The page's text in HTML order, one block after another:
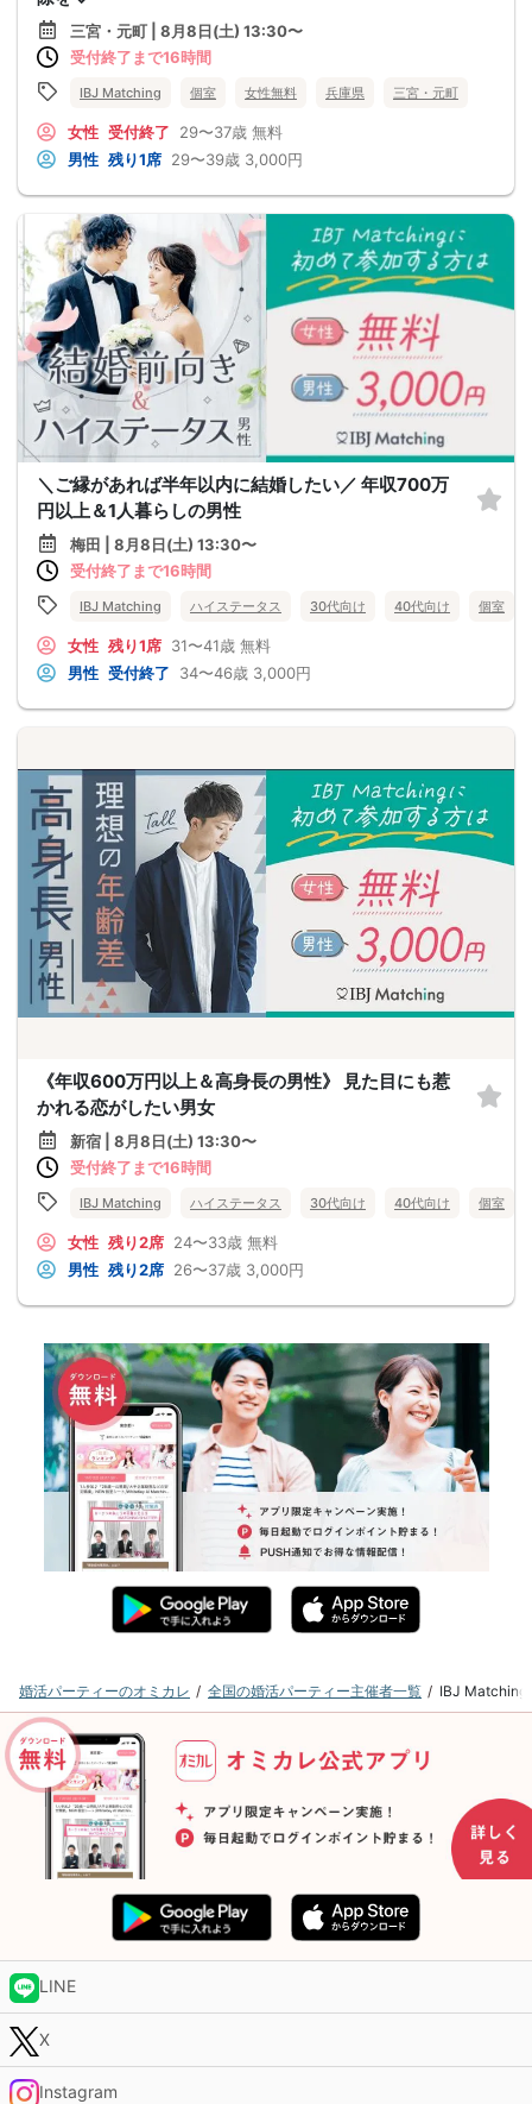
三宮・元町 | 8月8日(土) 13:30〜
受付終了まで16時間
IBJ Matching 個室 女性無料 兵庫県 三宮・元町
女性 受付終了 29〜37歳 無料
男性 残り1席 29〜39歳 3,000円
＼ご縁があれば半年以内に結婚したい／ 年収700万
円以上＆1人暮らしの男性
梅田 | 8月8日(土) 13:30〜
受付終了まで16時間
IBJ Matching ハイステータス 30代向け 40代向け 個室
女性 残り1席 31〜41歳 無料
男性 受付終了 34〜46歳 3,000円
《年収600万円以上＆高身長の男性》 見た目にも惹
かれる恋がしたい男女
新宿 | 8月8日(土) 13:30〜
受付終了まで16時間
IBJ Matching ハイステータス 30代向け 40代向け 個室
女性 残り2席 24〜33歳 無料
男性 残り2席 26〜37歳 3,000円
婚活パーティーのオミカレ 全国の婚活パーティー主催者一覧 IBJ Matching
LINE
X
Instagram